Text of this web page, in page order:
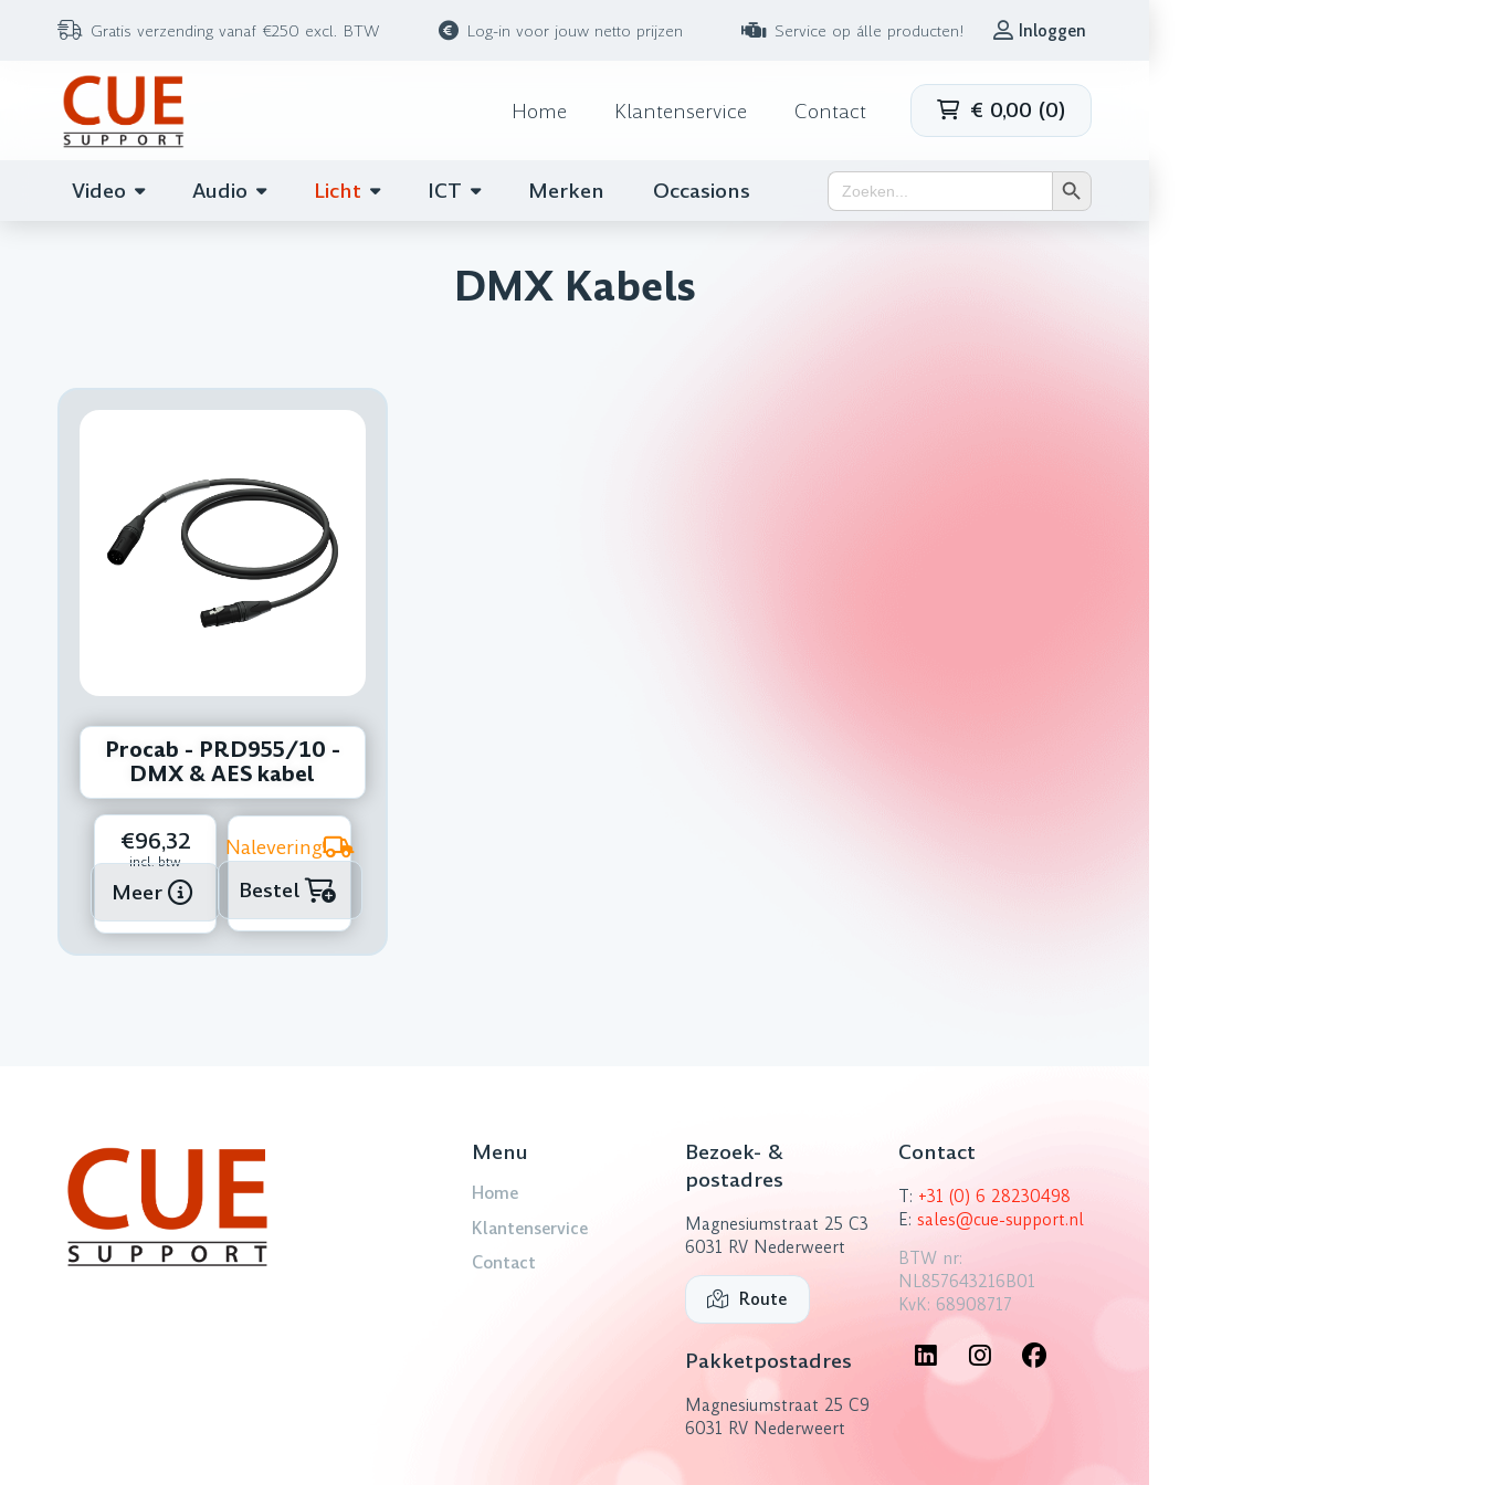
Gratis verzending vanaf €250 excl. BTW Log-in voor jouw netto prijzen Service op álle producten! Inloggen
Home Klantenservice Contact € 0,00 (0)
Video Audio Licht ICT Merken Occasions Zoek
naar:
Zoekknop
DMX Kabels
Procab - PRD955/10 -
DMX & AES kabel
€96,32
incl. btw
Meer
Nalevering
Bestel
Menu
Home
Klantenservice
Contact
Bezoek- &
postadres
Magnesiumstraat 25 C3
6031 RV Nederweert
Route
Pakketpostadres
Magnesiumstraat 25 C9
6031 RV Nederweert
Contact
T: +31 (0) 6 28230498
E: sales@cue-support.nl
BTW nr:
NL857643216B01
KvK: 68908717